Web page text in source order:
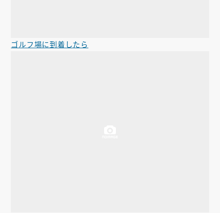
ゴルフ場に到着したら